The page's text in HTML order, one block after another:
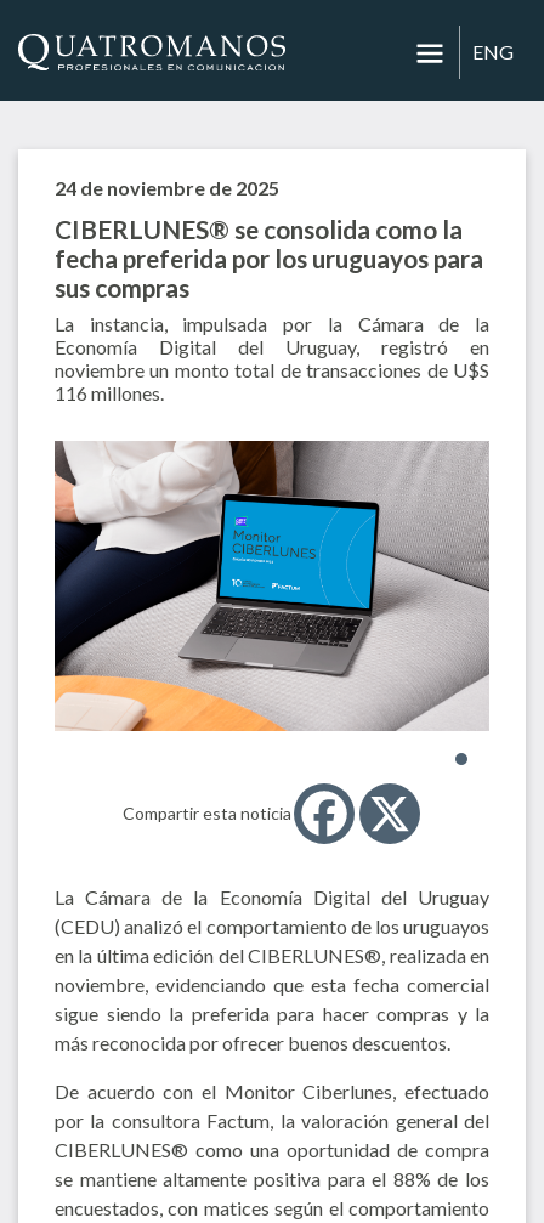
ENG
24 de noviembre de 2025
CIBERLUNES® se consolida como la
fecha preferida por los uruguayos para
sus compras
La instancia, impulsada por la Cámara de la
Economía Digital del Uruguay, registró en
noviembre un monto total de transacciones de U$S
116 millones.
Compartir esta noticia
La Cámara de la Economía Digital del Uruguay
(CEDU) analizó el comportamiento de los uruguayos
en la última edición del CIBERLUNES®, realizada en
noviembre, evidenciando que esta fecha comercial
sigue siendo la preferida para hacer compras y la
más reconocida por ofrecer buenos descuentos.
De acuerdo con el Monitor Ciberlunes, efectuado
por la consultora Factum, la valoración general del
CIBERLUNES® como una oportunidad de compra
se mantiene altamente positiva para el 88% de los
encuestados, con matices según el comportamiento